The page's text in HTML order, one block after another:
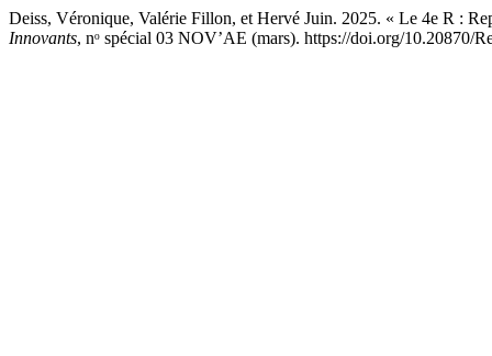
Deiss, Véronique, Valérie Fillon, et Hervé Juin. 2025. « Le 4e R :
Innovants, nᵒ spécial 03 NOV’AE (mars). https://doi.org/10.20870/